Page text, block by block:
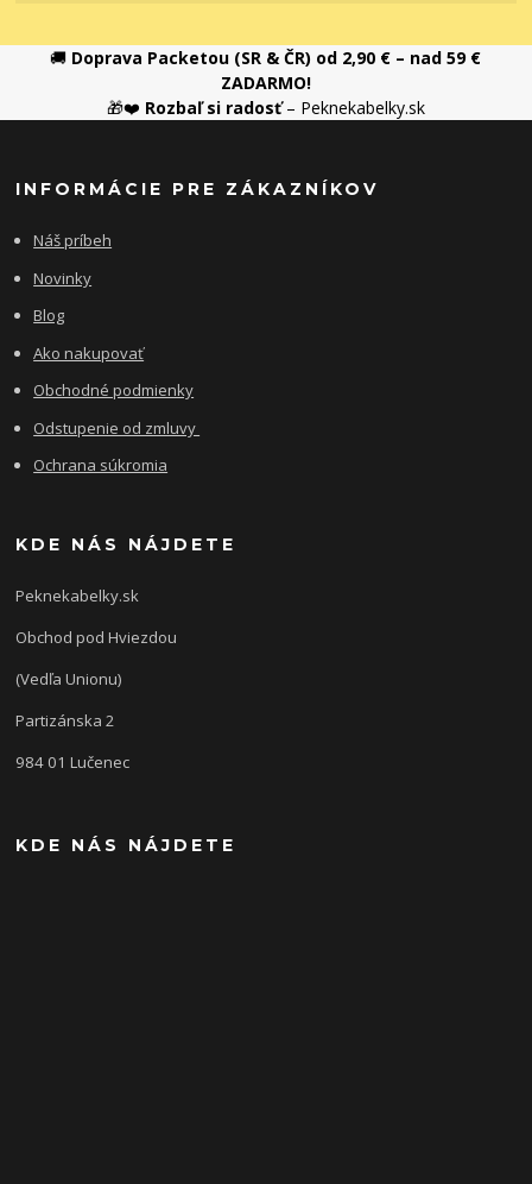
🚚 Doprava Packetou (SR & ČR) od 2,90 € – nad 59 €
ZADARMO!
🎁❤️ Rozbaľ si radosť– Peknekabelky.sk
INFORMÁCIE PRE ZÁKAZNÍKOV
Náš príbeh
Novinky
Blog
Ako nakupovať
Obchodné podmienky
Odstupenie od zmluvy
Ochrana súkromia
KDE NÁS NÁJDETE
Peknekabelky.sk
Obchod pod Hviezdou
(Vedľa Unionu)
Partizánska 2
984 01 Lučenec
KDE NÁS NÁJDETE